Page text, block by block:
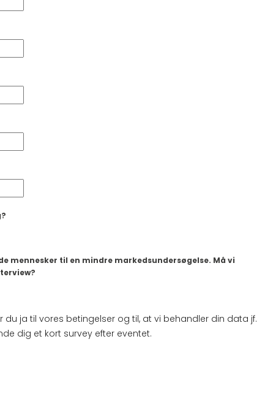
mennesker til en mindre markedsundersøgelse. Må vi
ja til vores betingelser og til, at vi behandler din data jf.
dig et kort survey efter eventet.